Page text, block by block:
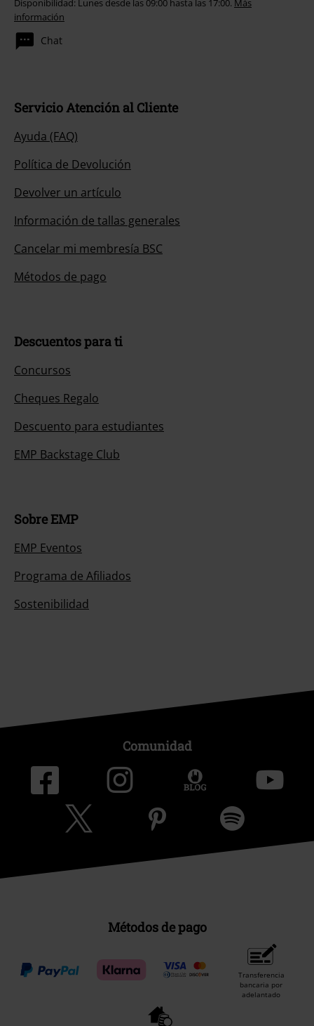
Disponibilidad: Lunes desde las 09:00 hasta las 17:00. Más
información
Chat
Servicio Atención al Cliente
Ayuda (FAQ)
Política de Devolución
Devolver un artículo
Información de tallas generales
Cancelar mi membresía BSC
Métodos de pago
Descuentos para ti
Concursos
Cheques Regalo
Descuento para estudiantes
EMP Backstage Club
Sobre EMP
EMP Eventos
Programa de Afiliados
Sostenibilidad
Comunidad
Métodos de pago
Transferencia
bancaria por
adelantado